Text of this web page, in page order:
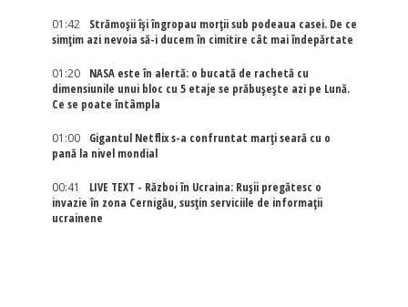
01:42
Strămoșii își îngropau morții sub podeaua casei. De ce
simțim azi nevoia să-i ducem în cimitire cât mai îndepărtate
01:20
NASA este în alertă: o bucată de rachetă cu
dimensiunile unui bloc cu 5 etaje se prăbușește azi pe Lună.
Ce se poate întâmpla
01:00
Gigantul Netflix s-a confruntat marţi seară cu o
pană la nivel mondial
00:41
LIVE TEXT - Război în Ucraina: Rușii pregătesc o
invazie în zona Cernigău, susțin serviciile de informații
ucrainene